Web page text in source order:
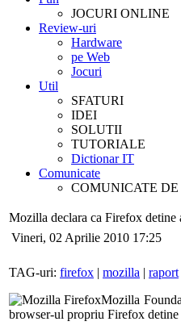
JOCURI ONLINE
Review-uri
Hardware
pe Web
Jocuri
Util
SFATURI
IDEI
SOLUTII
TUTORIALE
Dictionar IT
Comunicate
COMUNICATE DE
Mozilla declara ca Firefox detine
Vineri, 02 Aprilie 2010 17:25
TAG-uri: firefox | mozilla | raport
Mozilla
browser-ul propriu Firefox